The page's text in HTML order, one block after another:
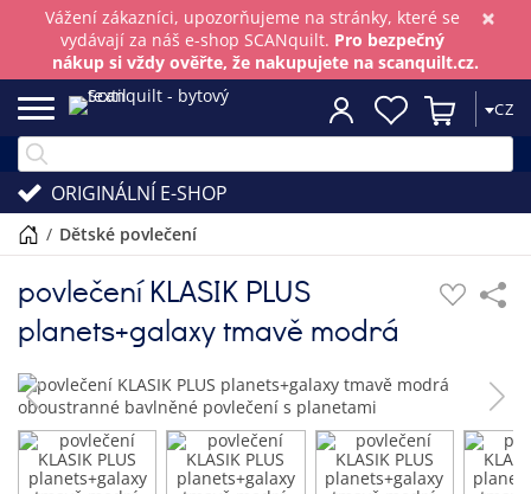
×
Vážení zákazníci, upozorňujeme na stránky, které se
vydávají za náš e-shop SCANquilt. Pro bezpečný
nákup si vždy ověřte, že nakupujete na scanquilt.cz.
CZ
ORIGINÁLNÍ E-SHOP
/ dětské povlečení
povlečení KLASIK PLUS
planets+galaxy tmavě modrá